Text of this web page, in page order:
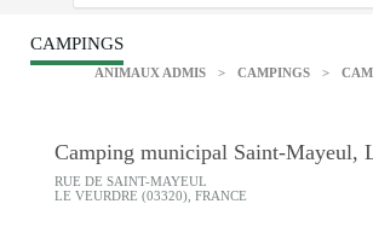
CAMPINGS
ANIMAUX ADMIS > CAMPINGS >
Camping municipal Saint-Mayeul,
RUE DE SAINT-MAYEUL
LE VEURDRE (03320), FRANCE